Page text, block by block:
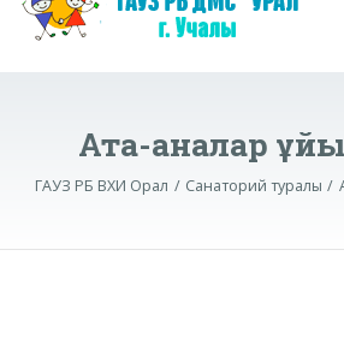
Ата-аналар
ГАУЗ РБ ВХИ Орал Санаторий туралы